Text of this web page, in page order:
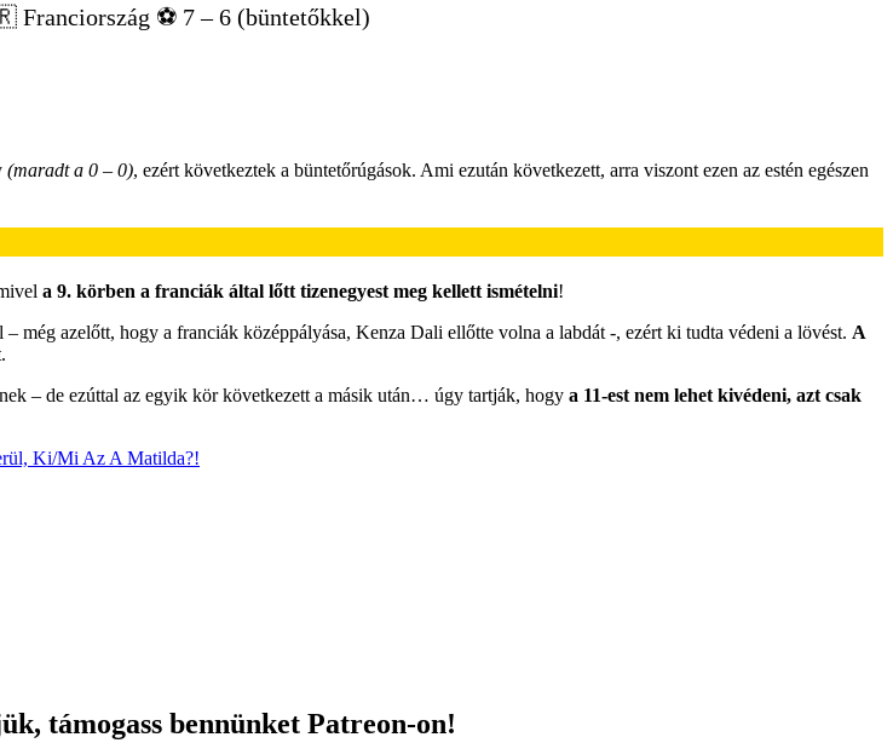
⚽️ 7 – 6 (büntetőkkel)
(maradt a 0 – 0), ezért következtek a büntetőrúgások. Ami ezután következett, arra viszont ezen az estén egészen
a 9. körben a franciák által lőtt tizenegyest meg kellett ismételni!
azelőtt, hogy a franciák középpályása, Kenza Dali ellőtte volna a labdát -, ezért ki tudta védeni a lövést. A
– de ezúttal az egyik kör következett a másik után… úgy tartják, hogy a 11-est nem lehet kivédeni, azt csak
Ki/Mi Az A Matilda?!
támogass bennünket Patreon-on!